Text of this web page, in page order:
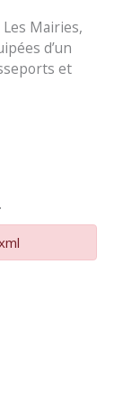
Mairies,
d’un
et